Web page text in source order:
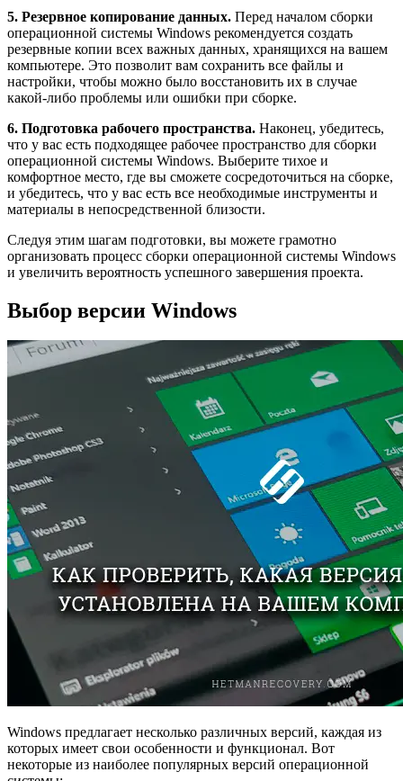
5. Резервное копирование данных. Перед началом сборки
операционной системы Windows рекомендуется создать
резервные копии всех важных данных, хранящихся на вашем
компьютере. Это позволит вам сохранить все файлы и
настройки, чтобы можно было восстановить их в случае
какой-либо проблемы или ошибки при сборке.
6. Подготовка рабочего пространства. Наконец, убедитесь,
что у вас есть подходящее рабочее пространство для сборки
операционной системы Windows. Выберите тихое и
комфортное место, где вы сможете сосредоточиться на сборке,
и убедитесь, что у вас есть все необходимые инструменты и
материалы в непосредственной близости.
Следуя этим шагам подготовки, вы можете грамотно
организовать процесс сборки операционной системы Windows
и увеличить вероятность успешного завершения проекта.
Выбор версии Windows
Windows предлагает несколько различных версий, каждая из
которых имеет свои особенности и функционал. Вот
некоторые из наиболее популярных версий операционной